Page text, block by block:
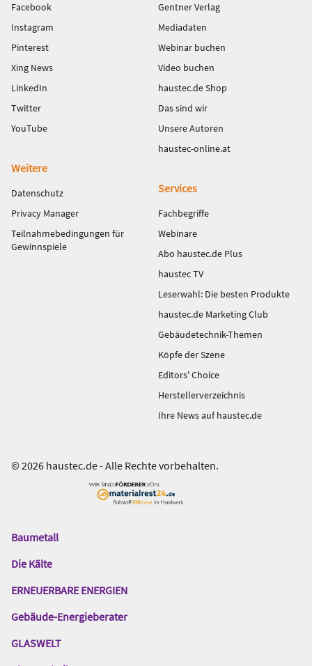
Facebook
Instagram
Pinterest
Xing News
LinkedIn
Twitter
YouTube
Gentner Verlag
Mediadaten
Webinar buchen
Video buchen
haustec.de Shop
Das sind wir
Unsere Autoren
haustec-online.at
Weitere
Datenschutz
Privacy Manager
Teilnahmebedingungen für
Gewinnspiele
Services
Fachbegriffe
Webinare
Abo haustec.de Plus
haustec TV
Leserwahl: Die besten Produkte
haustec.de Marketing Club
Gebäudetechnik-Themen
Köpfe der Szene
Editors' Choice
Herstellerverzeichnis
Ihre News auf haustec.de
© 2026 haustec.de - Alle Rechte vorbehalten.
Das
Gentner
Baumetall
Die Kälte
ERNEUERBARE ENERGIEN
Gebäude-Energieberater
GLASWELT